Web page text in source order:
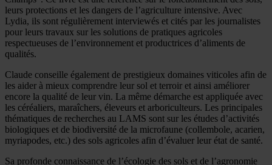
leurs protections et les dangers de l’agriculture intensive. Avec
Lydia, ils sont régulièrement interviewés et cités par les journalistes
pour leurs travaux sur les solutions de pratiques agricoles
respectueuses de l’environnement et productrices d’aliments de
qualités.
Claude conseille également de prestigieux domaines viticoles afin de
les aider à mieux comprendre leur sol et terroir et ainsi améliorer
encore la qualité de leur vin. La même démarche est appliquée avec
les céréaliers, maraîchers, éleveurs et arboriculteurs. Les principales
thématiques de recherches au LAMS sont sur les études d’activités
biologiques et de biodiversité de la microfaune (collembole, acarien,
myriapodes, etc.) des sols agricoles afin d’évaluer leur état de santé.
Sa profonde connaissance de l’écologie des sols et de l’agronomie